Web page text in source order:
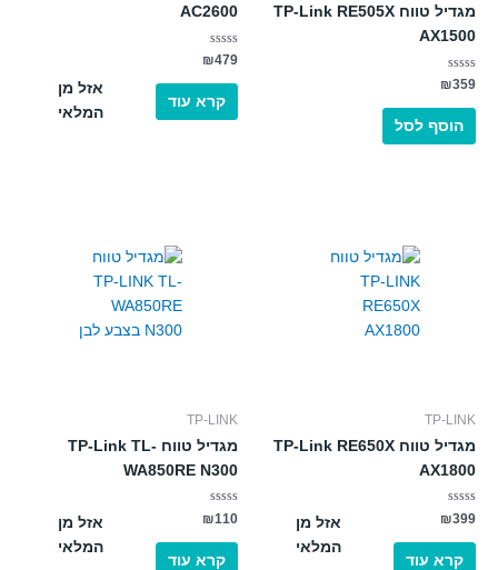
מגדיל טווח TP-Link RE505X
AX1500
דורג
מתוך
₪359
הוסף לסל
אזל מן
המלאי
AC2600
דורג
מתוך
₪479
קרא עוד
אזל מן
המלאי
TP-LINK
מגדיל טווח TP-Link RE650X
AX1800
דורג
0
מתוך
₪399
קרא עוד
אזל מן
המלאי
TP-LINK
מגדיל טווח TP-Link TL-
WA850RE N300
דורג
0
מתוך
₪110
קרא עוד